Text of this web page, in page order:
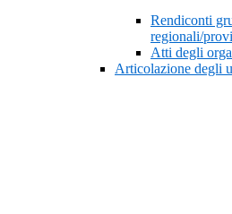
Rendiconti
regionali/
Atti degli
Articolazione degli